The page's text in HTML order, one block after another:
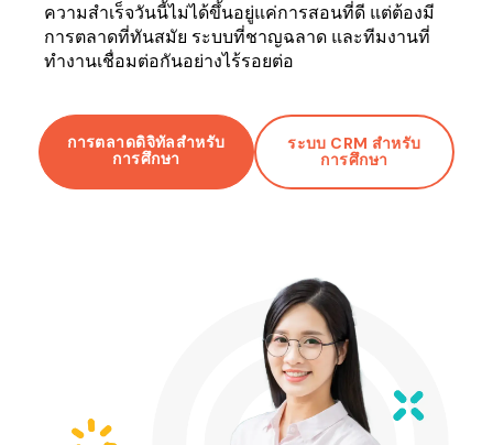
ความสำเร็จวันนี้ไม่ได้ขึ้นอยู่แค่การสอนที่ดี แต่ต้องมี
การตลาดที่ทันสมัย ระบบที่ชาญฉลาด และทีมงานที่
ทำงานเชื่อมต่อกันอย่างไร้รอยต่อ
การตลาดดิจิทัลสำหรับ
การศึกษา
ระบบ CRM สำหรับ
การศึกษา